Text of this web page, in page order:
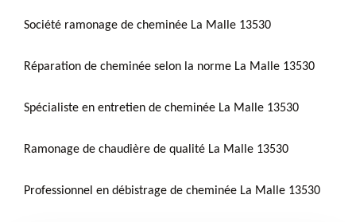
Société ramonage de cheminée La Malle 13530
Réparation de cheminée selon la norme La Malle 13530
Spécialiste en entretien de cheminée La Malle 13530
Ramonage de chaudière de qualité La Malle 13530
Professionnel en débistrage de cheminée La Malle 13530